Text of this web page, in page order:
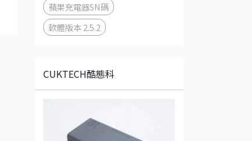
蘋果充電器SN碼
軟體版本 2.5.2
CUKTECH酷態科